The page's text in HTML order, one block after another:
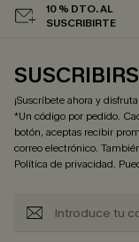
10 % DTO. AL
SUSCRIBIRTE
¡Suscríbete ahora y
*Un código por pedido.
botón, aceptas recibir
correo electrónico.
Política de privacidad.